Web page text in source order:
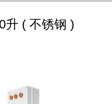
升 ( 不锈钢 )